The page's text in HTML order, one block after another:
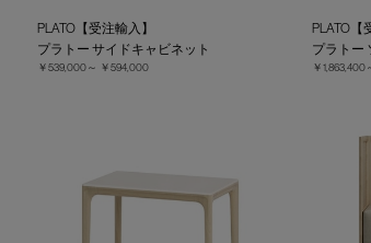
PLATO【受注輸入】
プラトー サイドキャビネット
￥539,000～ ￥594,000
PLATO【
プラトー
￥1,863,400